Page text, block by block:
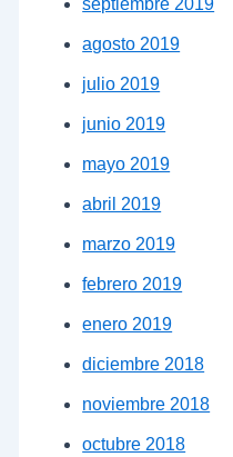
agosto 2019
julio 2019
junio 2019
mayo 2019
abril 2019
marzo 2019
febrero 2019
enero 2019
diciembre 2018
noviembre 2018
octubre 2018